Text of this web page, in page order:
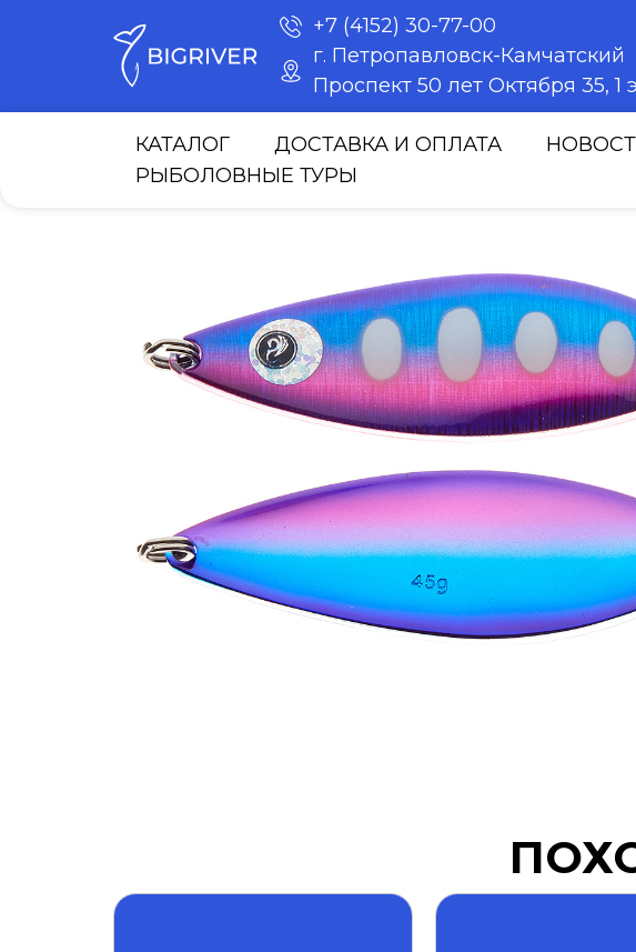
+7 (4152) 30-77-00
г. Петропавловск-Камчатский
Проспект 50 лет Октября 35, 1
КАТАЛОГ ДОСТАВКА И ОПЛАТА
РЫБОЛОВНЫЕ ТУРЫ